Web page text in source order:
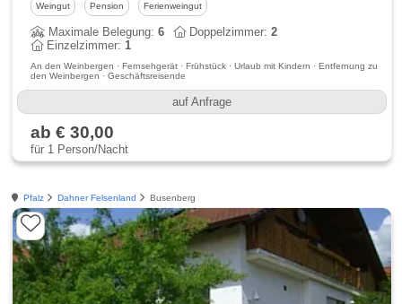
Weingut Pension Ferienweingut
Maximale Belegung:6 Doppelzimmer:2
Einzelzimmer:1
An den Weinbergen · Fernsehgerät · Frühstück · Urlaub mit Kindern · Entfernung zu
den Weinbergen · Geschäftsreisende
auf Anfrage
ab € 30,00
für 1 Person/Nacht
Pfalz Dahner Felsenland Busenberg